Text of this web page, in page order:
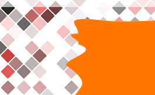
Skip
to
content